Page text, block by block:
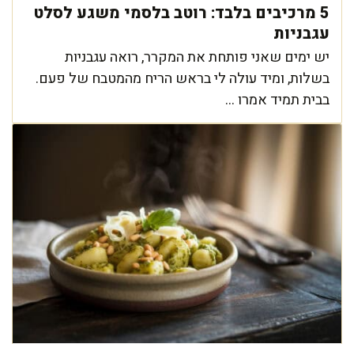
5 מרכיבים בלבד: רוטב בלסמי משגע לסלט
עגבניות
יש ימים שאני פותחת את המקרר, רואה עגבניות
בשלות, ומיד עולה לי בראש הריח מהמטבח של פעם.
בבית תמיד אמרו ...